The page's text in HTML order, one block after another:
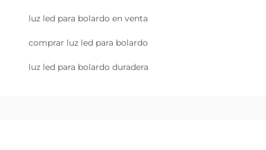
luz led para bolardo en venta
comprar luz led para bolardo
luz led para bolardo duradera